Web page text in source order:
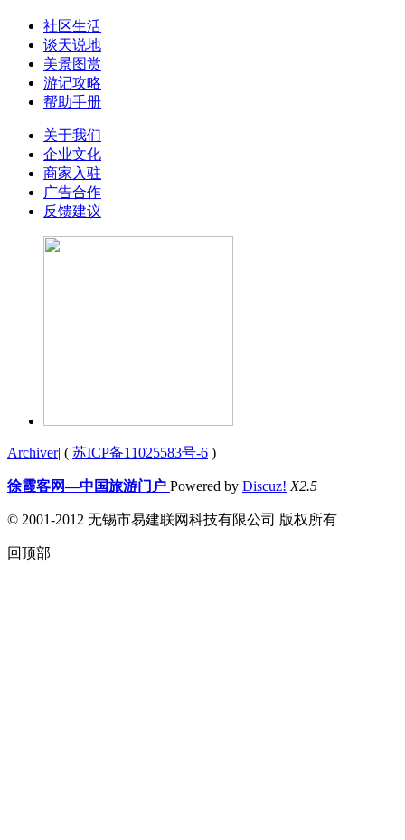
社区生活
谈天说地
美景图赏
游记攻略
帮助手册
关于我们
企业文化
商家入驻
广告合作
反馈建议
Archiver| ( 苏ICP备11025583号-6 )
徐霞客网—中国旅游门户 Powered by Discuz! X2.5
© 2001-2012 无锡市易建联网科技有限公司 版权所有
回顶部